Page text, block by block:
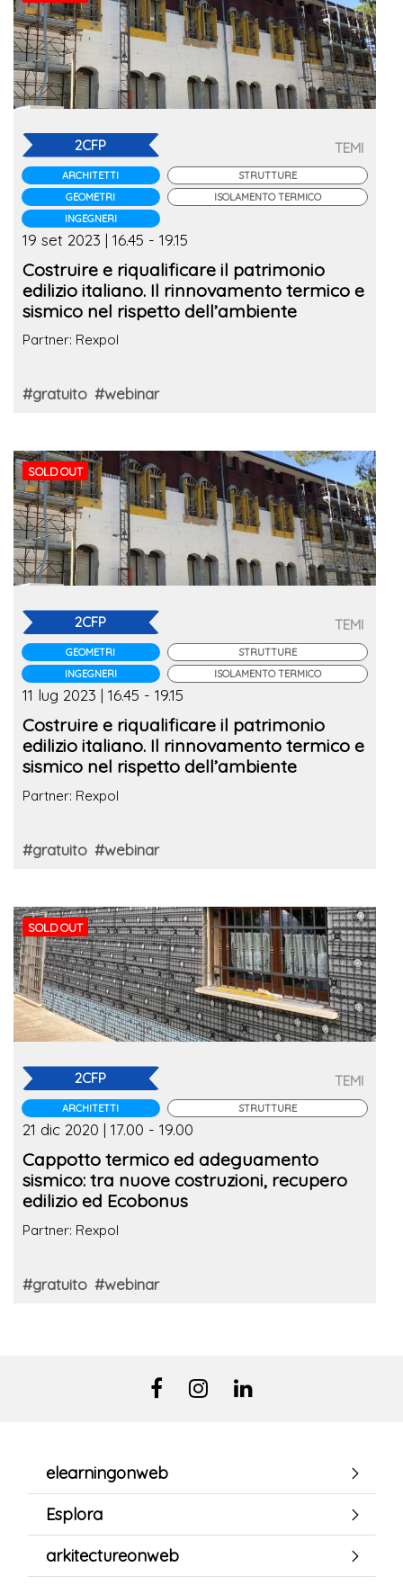
2CFP
ARCHITETTI
GEOMETRI
INGEGNERI
TEMI
STRUTTURE
ISOLAMENTO TERMICO
19 set 2023 | 16.45 - 19.15
Costruire e riqualificare il patrimonio
edilizio italiano. Il rinnovamento termico e
sismico nel rispetto dell’ambiente
Partner: Rexpol
#gratuito #webinar
SOLD OUT
2CFP
GEOMETRI
INGEGNERI
TEMI
STRUTTURE
ISOLAMENTO TERMICO
11 lug 2023 | 16.45 - 19.15
Costruire e riqualificare il patrimonio
edilizio italiano. Il rinnovamento termico e
sismico nel rispetto dell’ambiente
Partner: Rexpol
#gratuito #webinar
SOLD OUT
2CFP
ARCHITETTI
TEMI
STRUTTURE
21 dic 2020 | 17.00 - 19.00
Cappotto termico ed adeguamento
sismico: tra nuove costruzioni, recupero
edilizio ed Ecobonus
Partner: Rexpol
#gratuito #webinar
elearningonweb
Esplora
arkitectureonweb